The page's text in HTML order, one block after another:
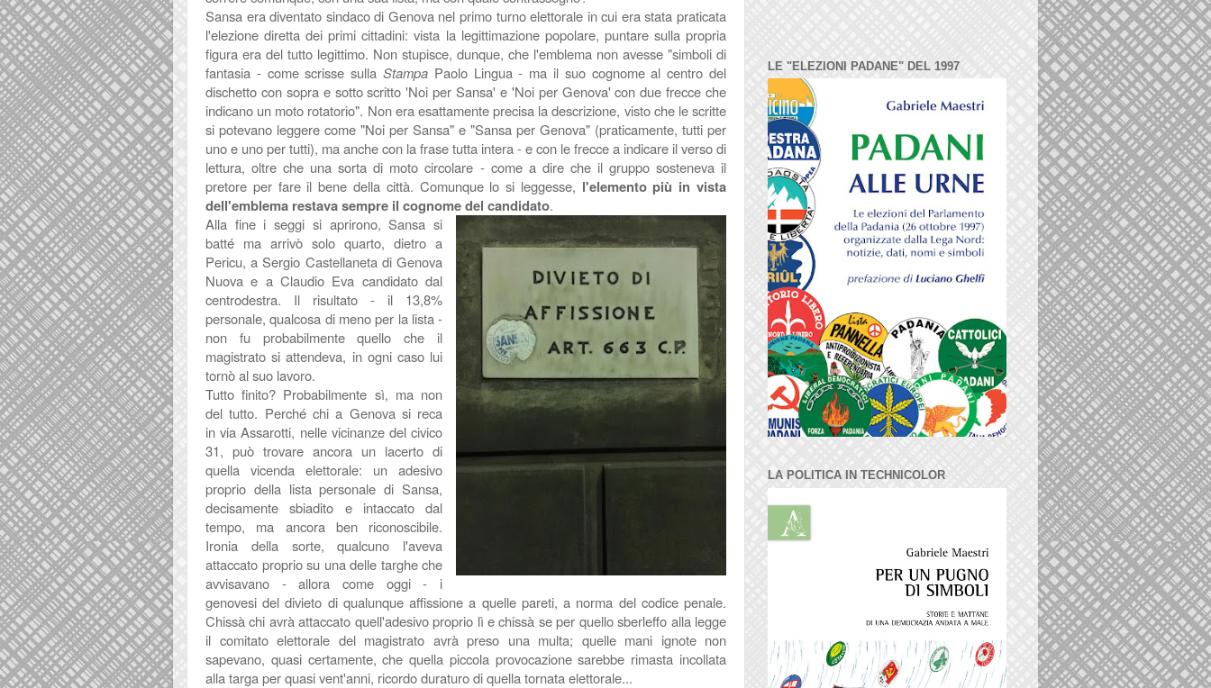
Sansa era diventato sindaco di Genova nel primo turno elettorale in cui era stata praticata
l'elezione diretta dei primi cittadini: vista la legittimazione popolare, puntare sulla propria
figura era del tutto legittimo. Non stupisce, dunque, che l'emblema non avesse "simboli di
fantasia - come scrisse sulla Stampa Paolo Lingua - ma il suo cognome al centro del
dischetto con sopra e sotto scritto 'Noi per Sansa' e 'Noi per Genova' con due frecce che
indicano un moto rotatorio". Non era esattamente precisa la descrizione, visto che le scritte
si potevano leggere come "Noi per Sansa" e "Sansa per Genova" (praticamente, tutti per
uno e uno per tutti), ma anche con la frase tutta intera - e con le frecce a indicare il verso di
lettura, oltre che una sorta di moto circolare - come a dire che il gruppo sosteneva il
pretore per fare il bene della città. Comunque lo si leggesse, l'elemento più in vista
dell'emblema restava sempre il cognome del candidato.
Alla fine i seggi si aprirono, Sansa si
batté ma arrivò solo quarto, dietro a
Pericu, a Sergio Castellaneta di Genova
Nuova e a Claudio Eva candidato dal
centrodestra. Il risultato - il 13,8%
personale, qualcosa di meno per la lista -
non fu probabilmente quello che il
magistrato si attendeva, in ogni caso lui
tornò al suo lavoro.
Tutto finito? Probabilmente sì, ma non
del tutto. Perché chi a Genova si reca
invia Assarotti, nelle vicinanze del civico
31, può trovare ancora un lacerto di
quella vicenda elettorale: un adesivo
proprio della lista personale di Sansa,
decisamente sbiadito e intaccato dal
tempo, ma ancora ben riconoscibile.
Ironia della sorte, qualcuno l'aveva
attaccato proprio su una delle targhe che
avvisavano - allora come oggi - i
genovesi del divieto di qualunque affissione a quelle pareti, a norma del codice penale.
Chissà chi avrà attaccato quell'adesivo proprio lì e chissà se per quello sberleffo alla legge
il comitato elettorale del magistrato avrà preso una multa; quelle mani ignote non
sapevano, quasi certamente, che quella piccola provocazione sarebbe rimasta incollata
alla targa per quasi vent'anni, ricordo duraturo di quella tornata elettorale...
LE "ELEZIONI PADANE" DEL 1997
LA POLITICA IN TECHNICOLOR